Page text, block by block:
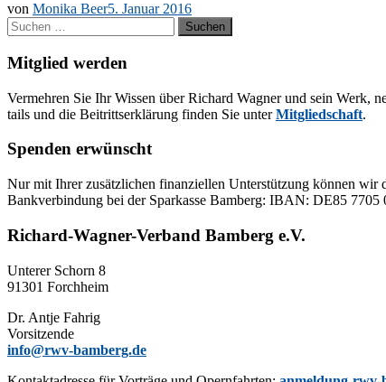
von Monika Beer5. Januar 2016
Suchen
nach:
Mitglied werden
Ver­meh­ren Sie Ihr Wis­sen über Ri­chard Wag­ner und sein Werk,
tails und die Bei­tritts­er­klä­rung fin­den Sie un­terMit­glied­schaft.
Spenden erwünscht
Nur mit Ih­rer zu­sätz­li­chen fi­nan­zi­el­len Un­ter­stüt­zung kön­nen wir
Bank­ver­bin­dung bei der Spar­kas­se Bam­berg: IBAN: DE85
Richard-Wagner-Verband Bamberg e.V.
Un­te­rer Schorn 8
91301 Forchheim
Dr. Ant­je Fahrig
Vorsitzende
info@rwv-bamberg.de